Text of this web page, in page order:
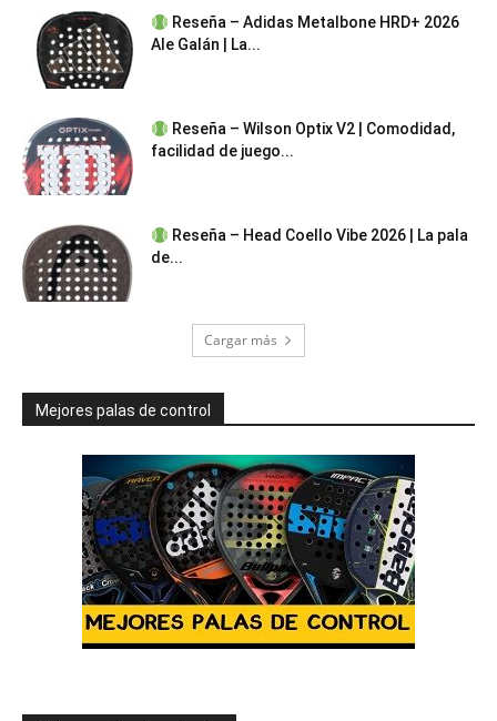
Reseña – Adidas Metalbone HRD+ 2026
Ale Galán | La...
Reseña – Wilson Optix V2 | Comodidad,
facilidad de juego...
Reseña – Head Coello Vibe 2026 | La pala
de...
Cargar más
Mejores palas de control